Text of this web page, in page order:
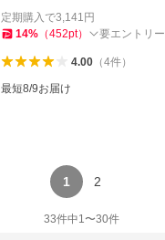
定期購入で3,141 円
14% （452pt） 要エントリー
4.00（4件）
最短8/9お届け
1 2
33件中1 〜30件